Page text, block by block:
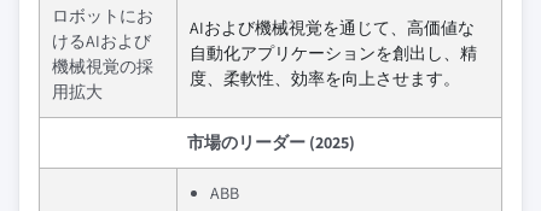
ロボットにお
けるAIおよび
機械視覚の採
用拡大
AIおよび機械視覚を通じて、高価値な
自動化アプリケーションを創出し、精
度、柔軟性、効率を向上させます。
市場のリーダー (2025)
ABB